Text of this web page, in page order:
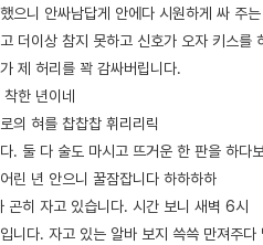
으니 안싸남답게 안에다 시원하게 싸 주
더이상 참지 못하고 신호가 오자 키스를
제 허리를 꽉 감싸버립니다.
한 년이네
의 혀를 찹찹찹 휘리리릭
. 둘 다 술도 마시고 뜨거운 한 판을 하다
린 년 안으니 꿀잠잡니다 하하하하
곤히 자고 있습니다. 시간 보니 새벽 6시
니다. 자고 있는 알바 보지 쓱쓱 만져주